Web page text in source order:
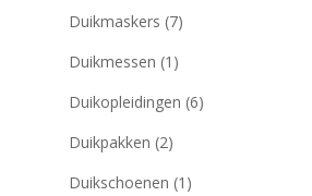
Duikmaskers (7)
Duikmessen (1)
Duikopleidingen (6)
Duikpakken (2)
Duikschoenen (1)